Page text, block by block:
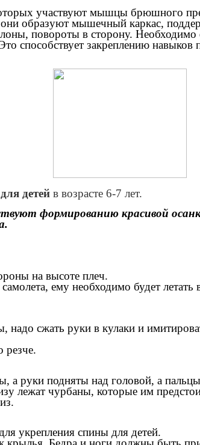
участвуют мышцы брюшного
образуют мышечный каркас,
повороты в сторону.
способствует закреплению навыков
детей в возрасте 6-7 лет.
формированию красивой
на высоте плеч.
ему необходимо будет
сжать руки в кулаки и
резче.
а руки подняты над головой, а
лежат чурбаны, которые им
укрепления спины для детей.